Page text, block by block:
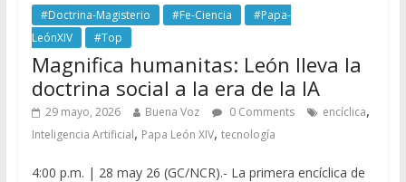
#Doctrina-Magisterio #Fe-Ciencia
#Papa-
LeónXIV
#Top
Magnifica humanitas: León lleva la
doctrina social a la era de la IA
29 mayo, 2026 Buena Voz 0 Comments encíclica,
Inteligencia Artificial, Papa León XIV, tecnología
4:00 p.m. | 28 may 26 (GC/NCR).- La primera encíclica de